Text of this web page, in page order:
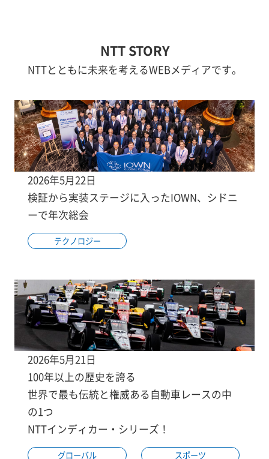
NTT STORY
NTTとともに未来を考えるWEBメディアです。
2026年5月22日
検証から実装ステージに入ったIOWN、シドニ
ーで年次総会
テクノロジー
2026年5月21日
100年以上の歴史を誇る
世界で最も伝統と権威ある自動車レースの中
の1つ
NTTインディカー・シリーズ！
グローバル スポーツ